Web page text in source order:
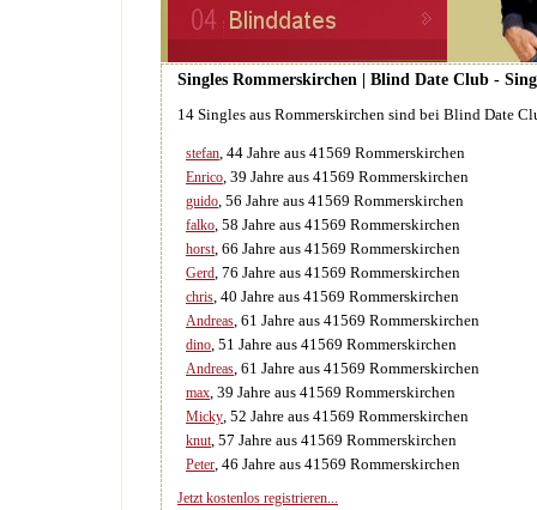
Singles Rommerskirchen | Blind Date Club -
14 Singles aus Rommerskirchen sind bei Blind Date
stefan, 44 Jahre aus 41569 Rommerskirchen
Enrico, 39 Jahre aus 41569 Rommerskirchen
guido, 56 Jahre aus 41569 Rommerskirchen
falko, 58 Jahre aus 41569 Rommerskirchen
horst, 66 Jahre aus 41569 Rommerskirchen
Gerd, 76 Jahre aus 41569 Rommerskirchen
chris, 40 Jahre aus 41569 Rommerskirchen
Andreas, 61 Jahre aus 41569 Rommerskirchen
dino, 51 Jahre aus 41569 Rommerskirchen
Andreas, 61 Jahre aus 41569 Rommerskirchen
max, 39 Jahre aus 41569 Rommerskirchen
Micky, 52 Jahre aus 41569 Rommerskirchen
knut, 57 Jahre aus 41569 Rommerskirchen
Peter, 46 Jahre aus 41569 Rommerskirchen
Jetzt kostenlos registrieren...